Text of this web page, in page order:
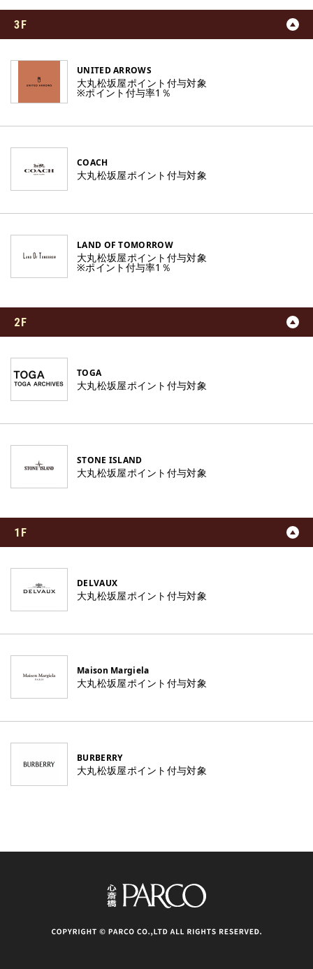
3F
UNITED ARROWS
大丸松坂屋ポイント付与対象
※ポイント付与率1％
COACH
大丸松坂屋ポイント付与対象
LAND OF TOMORROW
大丸松坂屋ポイント付与対象
※ポイント付与率1％
2F
TOGA
大丸松坂屋ポイント付与対象
STONE ISLAND
大丸松坂屋ポイント付与対象
1F
DELVAUX
大丸松坂屋ポイント付与対象
Maison Margiela
大丸松坂屋ポイント付与対象
BURBERRY
大丸松坂屋ポイント付与対象